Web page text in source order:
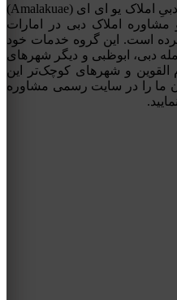
گروه مشاوره املاک و اخذ اقامت دبیِ املاک یو ای ای (Amalakuae)
و مشاوره املاک دبی در امارات
است. این گروه خدمات خود
دبی، ابوظبی و دیگر شهرهای
القوین و شهرهای کوچک‌تر این
ما را در سایت رسمی مشاوره